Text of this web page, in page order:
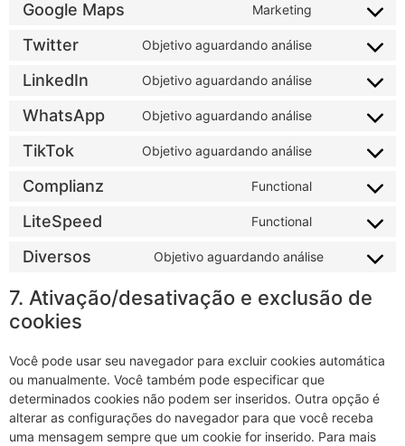
Google Maps Marketing
Twitter Objetivo aguardando análise
LinkedIn Objetivo aguardando análise
WhatsApp Objetivo aguardando análise
TikTok Objetivo aguardando análise
Complianz Functional
LiteSpeed Functional
Diversos Objetivo aguardando análise
7. Ativação/desativação e exclusão de
cookies
Você pode usar seu navegador para excluir cookies automática
ou manualmente. Você também pode especificar que
determinados cookies não podem ser inseridos. Outra opção é
alterar as configurações do navegador para que você receba
uma mensagem sempre que um cookie for inserido. Para mais